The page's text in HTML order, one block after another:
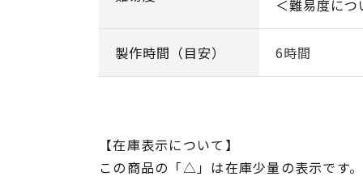
＜難易度に
製作時間（目安） 6時間
【在庫表示について】
この商品の「△」は在庫少量の表示です。